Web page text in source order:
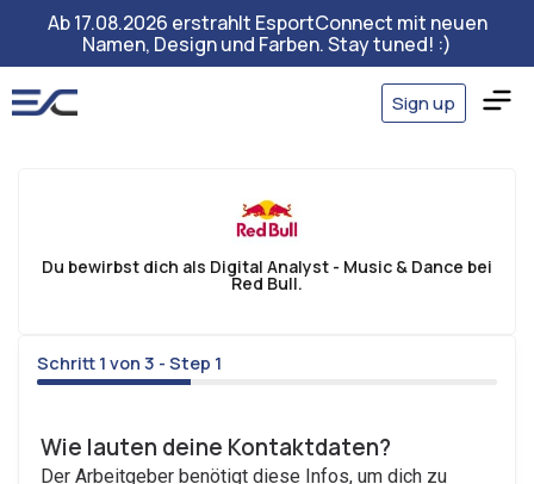
Ab 17.08.2026 erstrahlt EsportConnect mit neuen
Namen, Design und Farben. Stay tuned! :)
Sign up
Schritt 1 von 3 - Step 1
33%
Wie lauten deine Kontaktdaten?
Der Arbeitgeber benötigt diese Infos, um dich zu
Du bewirbst dich als Digital Analyst - Music & Dance bei
Red Bull.